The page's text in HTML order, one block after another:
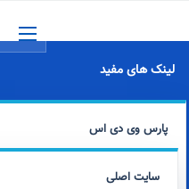
لینک های مفید
پارس وی دی اس
سایت اصلی